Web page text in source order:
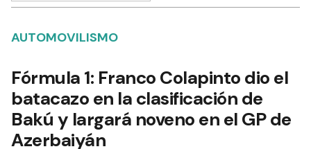
AUTOMOVILISMO
Fórmula 1: Franco Colapinto dio el
batacazo en la clasificación de
Bakú y largará noveno en el GP de
Azerbaiyán